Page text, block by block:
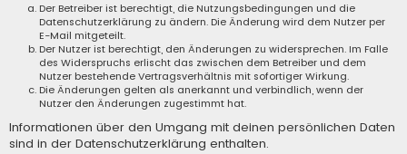
Der Betreiber ist berechtigt, die Nutzungsbedingungen und die
Datenschutzerklärung zu ändern. Die Änderung wird dem Nutzer per
E-Mail mitgeteilt.
Der Nutzer ist berechtigt, den Änderungen zu widersprechen. Im Falle
des Widerspruchs erlischt das zwischen dem Betreiber und dem
Nutzer bestehende Vertragsverhältnis mit sofortiger Wirkung.
Die Änderungen gelten als anerkannt und verbindlich, wenn der
Nutzer den Änderungen zugestimmt hat.
Informationen über den Umgang mit deinen persönlichen Daten
sind in der Datenschutzerklärung enthalten.